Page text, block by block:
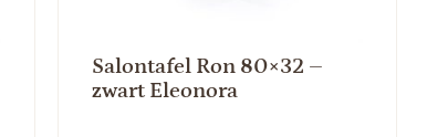
Salontafel Ron 80×32 –
zwart Eleonora